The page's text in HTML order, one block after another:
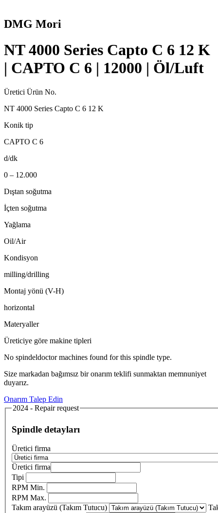
DMG Mori
NT 4000 Series Capto C 6 12 K
| CAPTO C 6 | 12000 | Öl/Luft
Üretici Ürün No.
NT 4000 Series Capto C 6 12 K
Konik tip
CAPTO C 6
d/dk
0 – 12.000
Dıştan soğutma
İçten soğutma
Yağlama
Oil/Air
Kondisyon
milling/drilling
Montaj yönü (V-H)
horizontal
Materyaller
Üreticiye göre makine tipleri
No spindeldoctor machines found for this spindle type.
Size markadan bağımsız bir onarım teklifi sunmaktan memnuniyet
duyarız.
Onarım Talep Edin
2024 - Repair request
Spindle detayları
Üretici firma
Üretici firma
Tipi
RPM Min.
RPM Max.
Takım arayüzü (Takım Tutucu)